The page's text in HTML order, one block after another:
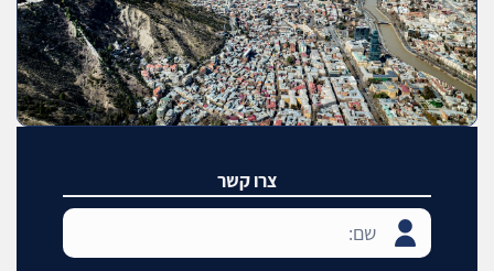
צרו קשר